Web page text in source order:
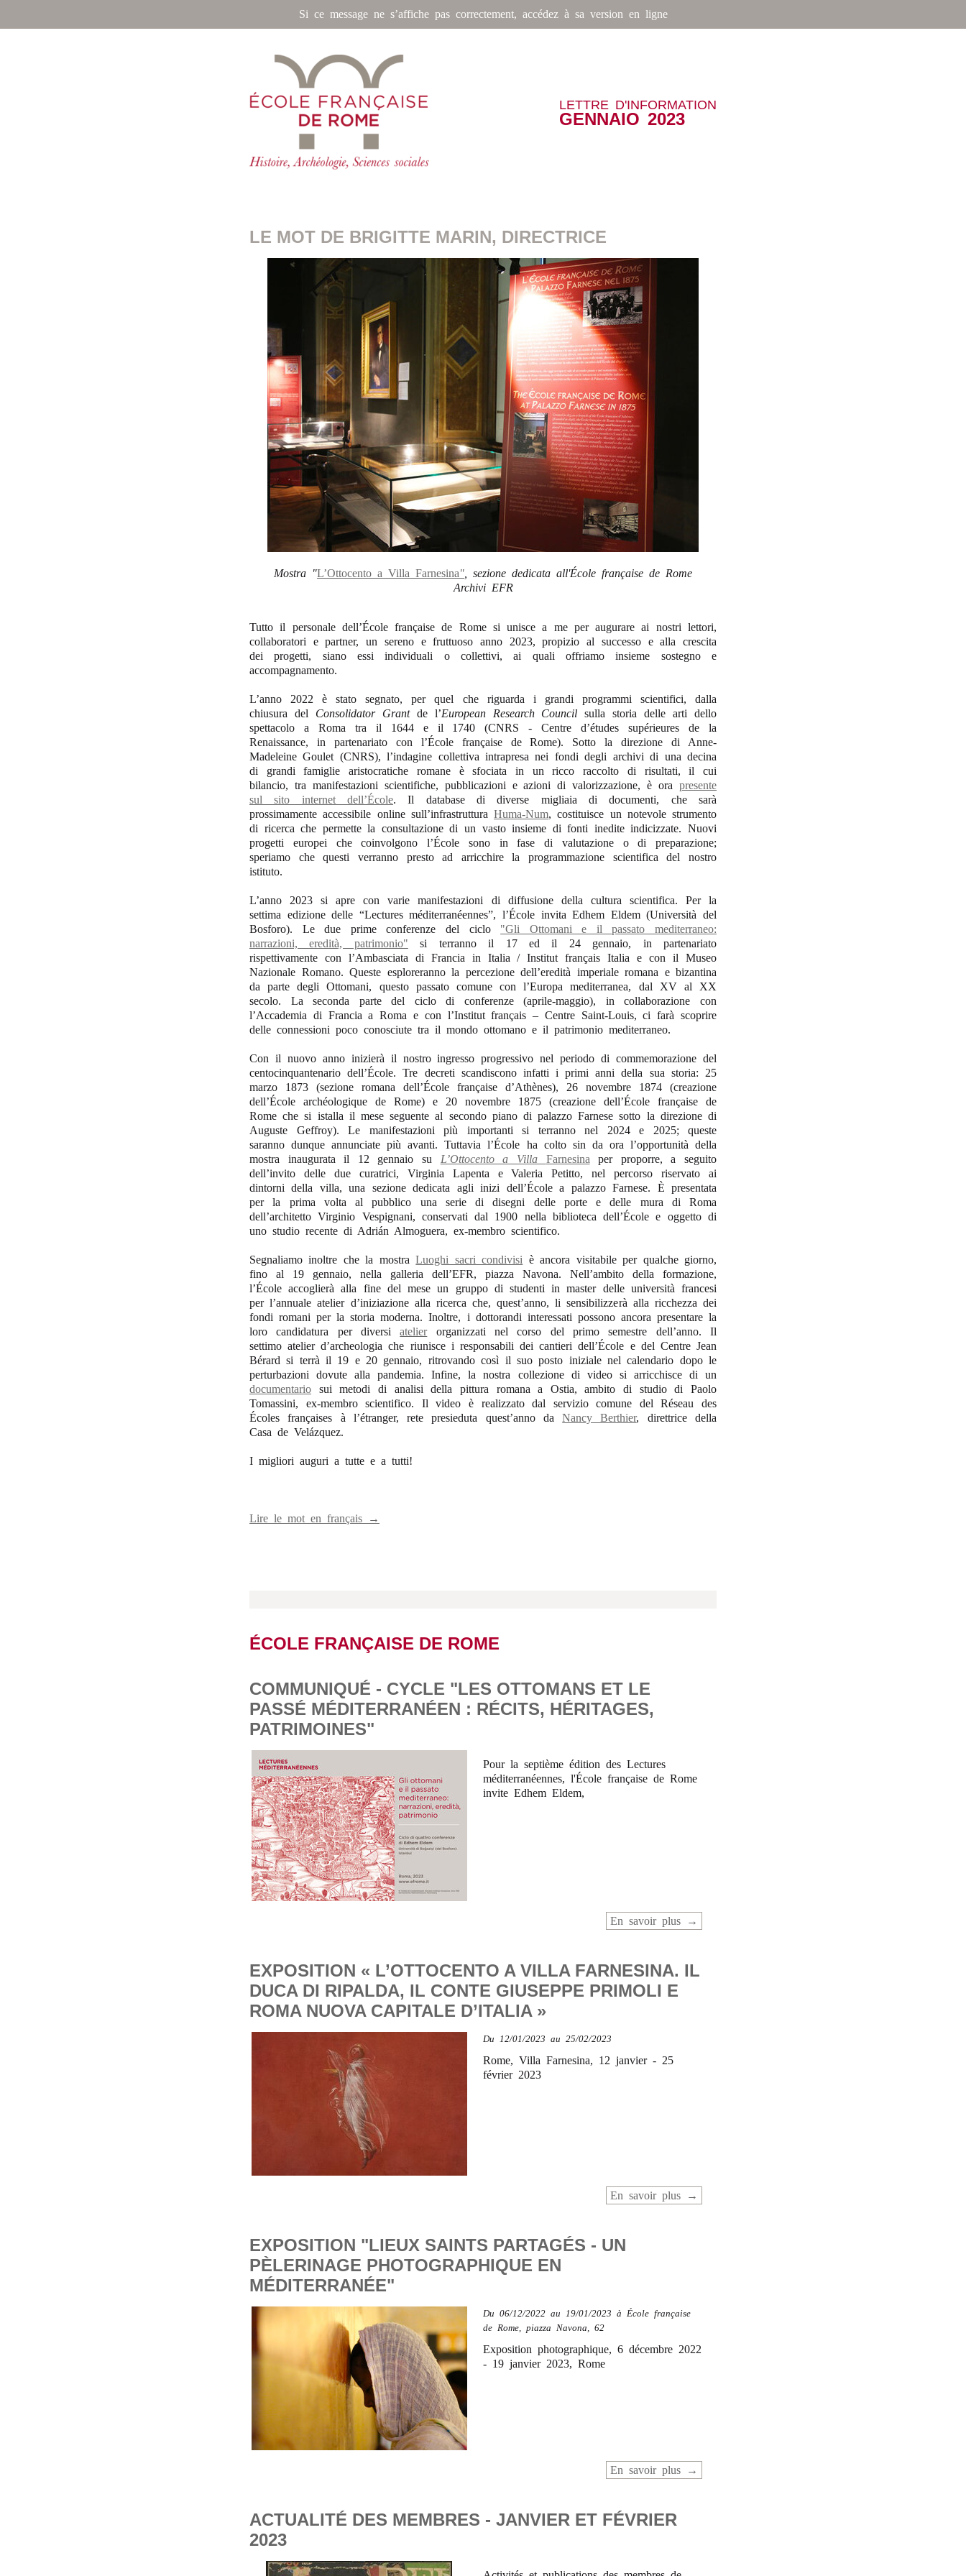
Si ce message ne s’affiche pas correctement, accédez à sa version en ligne
LETTRE D'INFORMATION
GENNAIO 2023
LE MOT DE BRIGITTE MARIN, DIRECTRICE
Mostra "L’Ottocento a Villa Farnesina" , sezione dedicata all'École française de Rome
Archivi EFR
Tutto il personale dell’École française de Rome si unisce a me per augurare ai nostri lettori,
collaboratori e partner, un sereno e fruttuoso anno 2023, propizio al successo e alla crescita
dei progetti, siano essi individuali o collettivi, ai quali offriamo insieme sostegno e
accompagnamento.
L’anno 2022 è stato segnato, per quel che riguarda i grandi programmi scientifici, dalla
chiusura del Consolidator Grantde l’European Research Councilsulla storia delle arti dello
spettacolo a Roma tra il 1644 e il 1740 (CNRS - Centre d’études supérieures de la
Renaissance, in partenariato con l’École française de Rome). Sotto la direzione di Anne-
Madeleine Goulet (CNRS), l’indagine collettiva intrapresa nei fondi degli archivi di una decina
di grandi famiglie aristocratiche romane è sfociata in un ricco raccolto di risultati, il cui
bilancio, tra manifestazioni scientifiche, pubblicazioni e azioni di valorizzazione, è ora presente
sul sito internet dell’École. Il database di diverse migliaia di documenti, che sarà
prossimamente accessibile online sull’infrastruttura Huma-Num, costituisce un notevole strumento
di ricerca che permette la consultazione di un vasto insieme di fonti inedite indicizzate. Nuovi
progetti europei che coinvolgono l’École sono in fase di valutazione o di preparazione;
speriamo che questi verranno presto ad arricchire la programmazione scientifica del nostro
istituto.
L’anno 2023 si apre con varie manifestazioni di diffusione della cultura scientifica. Per la
settima edizione delle “Lectures méditerranéennes”, l’École invita Edhem Eldem (Università del
Bosforo). Le due prime conferenze del ciclo "Gli Ottomani e il passato mediterraneo:
narrazioni, eredità, patrimonio" si terranno il 17 ed il 24 gennaio, in partenariato
rispettivamente con l’Ambasciata di Francia in Italia / Institut français Italia e con il Museo
Nazionale Romano. Queste esploreranno la percezione dell’eredità imperiale romana e bizantina
da parte degli Ottomani, questo passato comune con l’Europa mediterranea, dal XV al XX
secolo. La seconda parte del ciclo di conferenze (aprile-maggio), in collaborazione con
l’Accademia di Francia a Roma e con l’Institut français – Centre Saint-Louis, ci farà scoprire
delle connessioni poco conosciute tra il mondo ottomano e il patrimonio mediterraneo.
Con il nuovo anno inizierà il nostro ingresso progressivo nel periodo di commemorazione del
centocinquantenario dell’École. Tre decreti scandiscono infatti i primi anni della sua storia: 25
marzo 1873 (sezione romana dell’École française d’Athènes), 26 novembre 1874 (creazione
dell’École archéologique de Rome) e 20 novembre 1875 (creazione dell’École française de
Rome che si istalla il mese seguente al secondo piano di palazzo Farnese sotto la direzione di
Auguste Geffroy). Le manifestazioni più importanti si terranno nel 2024 e 2025; queste
saranno dunque annunciate più avanti. Tuttavia l’École ha colto sin da ora l’opportunità della
mostra inaugurata il 12 gennaio su L’Ottocento a Villa Farnesina per proporre, a seguito
dell’invito delle due curatrici, Virginia Lapenta e Valeria Petitto, nel percorso riservato ai
dintorni della villa, una sezione dedicata agli inizi dell’École a palazzo Farnese. È presentata
per la prima volta al pubblico una serie di disegni delle porte e delle mura di Roma
dell’architetto Virginio Vespignani, conservati dal 1900 nella biblioteca dell’École e oggetto di
uno studio recente di Adrián Almoguera, ex-membro scientifico.
Segnaliamo inoltre che la mostraLuoghi sacri condivisi è ancora visitabile per qualche giorno,
fino al 19 gennaio, nella galleria dell’EFR, piazza Navona. Nell’ambito della formazione,
l’École accoglierà alla fine del mese un gruppo di studenti in master delle università francesi
per l’annuale atelier d’iniziazione alla ricerca che, quest’anno, li sensibilizzerà alla ricchezza dei
fondi romani per la storia moderna. Inoltre, i dottorandi interessati possono ancora presentare la
loro candidatura per diversiatelierorganizzati nel corso del primo semestre dell’anno. Il
settimo atelier d’archeologia che riunisce i responsabili dei cantieri dell’École e del Centre Jean
Bérard si terrà il 19 e 20 gennaio, ritrovando così il suo posto iniziale nel calendario dopo le
perturbazioni dovute alla pandemia. Infine, la nostra collezione di video si arricchisce di un
documentario sui metodi di analisi della pittura romana a Ostia, ambito di studio di Paolo
Tomassini, ex-membro scientifico. Il video è realizzato dal servizio comune del Réseau des
Écoles françaises à l’étranger, rete presieduta quest’anno daNancy Berthier, direttrice della
Casa de Velázquez.
I migliori auguri a tutte e a tutti!
Lire le mot en français →
ÉCOLE FRANÇAISE DE ROME
COMMUNIQUÉ - CYCLE "LES OTTOMANS ET LE
PASSÉ MÉDITERRANÉEN : RÉCITS, HÉRITAGES,
PATRIMOINES"
Pour la septième édition des Lectures
méditerranéennes, l'École française de Rome
invite Edhem Eldem,
En savoir plus
EXPOSITION « L’OTTOCENTO A VILLA FARNESINA. IL
DUCA DI RIPALDA, IL CONTE GIUSEPPE PRIMOLI E
ROMA NUOVA CAPITALE D’ITALIA »
Du 12/01/2023 au 25/02/2023
Rome, Villa Farnesina, 12 janvier - 25
février 2023
En savoir plus
EXPOSITION "LIEUX SAINTS PARTAGÉS - UN
PÈLERINAGE PHOTOGRAPHIQUE EN
MÉDITERRANÉE"
Du 06/12/2022 au 19/01/2023 à École française
de Rome, piazza Navona, 62
Exposition photographique, 6 décembre 2022
- 19 janvier 2023, Rome
En savoir plus
ACTUALITÉ DES MEMBRES - JANVIER ET FÉVRIER
2023